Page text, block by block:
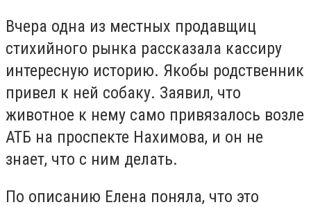
Вчера одна из местных продавщиц
стихийного рынка рассказала кассиру
интересную историю. Якобы родственник
привел к ней собаку. Заявил, что
животное к нему само привязалось возле
АТБ на проспекте Нахимова, и он не
знает, что с ним делать.
По описанию Елена поняла, что это